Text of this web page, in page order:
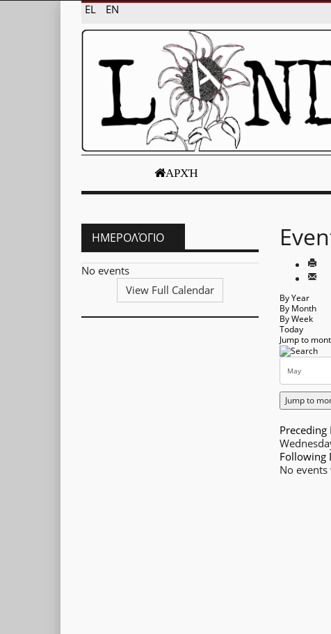
EL EN
ΑΡΧΉ
By Year
By Month
By Week
Today
Jump to
Jump to
Preceding
Following
No
ΗΜΕΡΟΛΌΓΙΟ
No events
View Full Calendar